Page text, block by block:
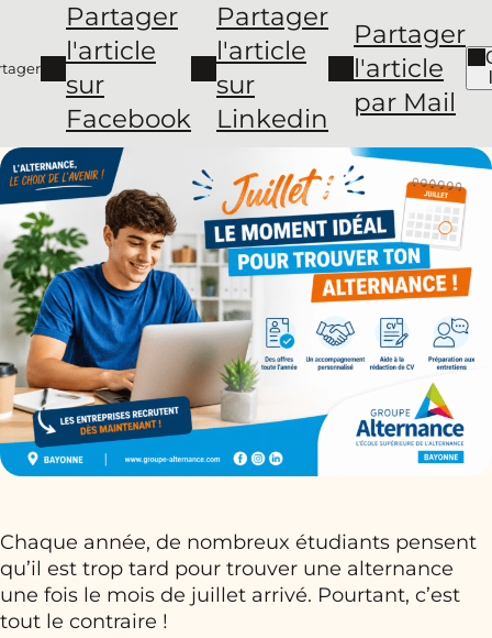
Partager
l'article
sur
Facebook
Partager
l'article
sur
Linkedin
Partager
l'article
par Mail
Chaque année, de nombreux étudiants pensent
qu’il est trop tard pour trouver une alternance
une fois le mois de juillet arrivé. Pourtant, c’est
tout le contraire !